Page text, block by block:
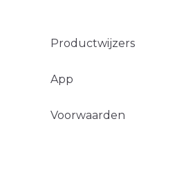
Productwijzers
App
Voorwaarden